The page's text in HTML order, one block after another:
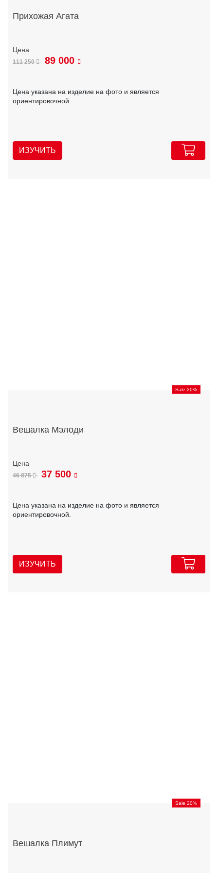
Прихожая Агата
111 250 89 000
Цена указана на изделие на фото и является
ориентировочной.
ИЗУЧИТЬ
Sale 20%
Вешалка Мэлоди
46 875 37 500
Цена указана на изделие на фото и является
ориентировочной.
ИЗУЧИТЬ
Sale 20%
Вешалка Плимут